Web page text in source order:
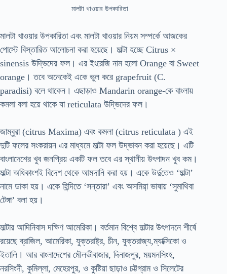
মালটা খাওয়ার উপকারিতা
মালটা খাওয়ার উপকারিতা এবং মালটা খাওয়ার নিয়ম সম্পর্কে আজকের
পোস্টে বিস্তারিত আলোচনা করা হয়েছে। মাল্টা হচ্ছে Citrus ×
sinensis উদ্ভিদের ফল। এর ইংরেজি নাম হলো Orange বা Sweet
orange। তবে অনেকেই একে ভুল করে grapefruit (C.
paradisi) বলে থাকেন। এছাড়াও Mandarin orange-কে বাংলায়
কমলা বলা হয়ে থাকে যা reticulata উদ্ভিদের ফল।
জাম্বুরা (citrus Maxima) এবং কমলা (citrus reticulata ) এই
দুটি ফলের সংকরায়ন এর মাধ্যমে মাল্টা ফল উদ্ভাবন করা হয়েছে। এটি
বাংলাদেশের খুব জনপ্রিয় একটি ফল তবে এর স্থানীয় উৎপাদন খুব কম।
মাল্টা অধিকাংশই বিদেশ থেকে আমদানি করা হয়। একে উর্দুতেও ‘মাল্টা’
নামে ডাকা হয়। একে হিন্দিতে ‘সন্তারা’ এবং অসমিয়া় ভাষায় ‘সুমাথিবা
টেঙ্গা’ বলা হয়।
মাল্টার আদিনিবাস দক্ষিণ আমেরিকা। বর্তমান বিশ্বে মাল্টার উৎপাদনে শীর্ষে
রয়েছে ব্রাজিল, আমেরিকা, যুক্তরাষ্ট্র, চীন, যুক্তরাজ্য,ম্যাক্সিকো ও
ইতালি। আর বাংলাদেশের মৌলভীবাজার, দিনাজপুর, ময়মনসিংহ,
নরসিংদী, কুমিল্লা, মেহেরপুর, ও কুষ্টিয়া ছাড়াও চট্টগ্রাম ও সিলেটের